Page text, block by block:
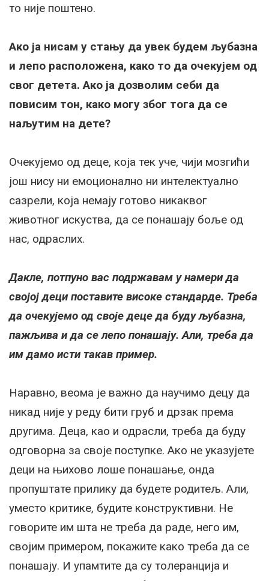
то није поштено.
Ако ја нисам у стању да увек будем љубазна
и лепо расположена, како то да очекујем од
свог детета. Ако ја дозволим себи да
повисим тон, како могу због тога да се
наљутим на дете?
Очекујемо од деце, која тек уче, чији мозгићи
још нису ни емоционално ни интелектуално
сазрели, која немају готово никаквог
животног искуства, да се понашају боље од
нас, одраслих.
Дакле, потпуно вас подржавам у намери да
својој деци поставите високе стандарде. Треба
да очекујемо од своје деце да буду љубазна,
пажљива и да се лепо понашају. Али, треба да
им дамо исти такав пример.
Наравно, веома је важно да научимо децу да
никад није у реду бити груб и дрзак према
другима. Деца, као и одрасли, треба да буду
одговорна за своје поступке. Ако не указујете
деци на њихово лоше понашање, онда
пропуштате прилику да будете родитељ. Али,
уместо критике, будите конструктивни. Не
говорите им шта не треба да раде, него им,
својим примером, покажите како треба да се
понашају. И упамтите да су толеранција и